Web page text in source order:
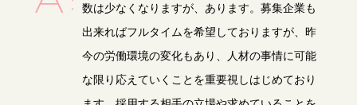
数は少なくなりますが、あります。募集企業も
出来ればフルタイムを希望しておりますが、昨
今の労働環境の変化もあり、人材の事情に可能
な限り応えていくことを重要視しはじめており